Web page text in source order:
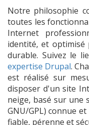
Notre philosophie
toutes les
Internet
identité, et
durable. Suivez le
expertise Drupal.
est réalisé sur
disposer d'un site
neige, basé sur une
GNU/GPL) connue
fiable, pérenne et